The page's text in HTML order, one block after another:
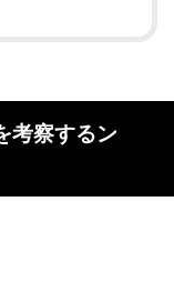
考察するン